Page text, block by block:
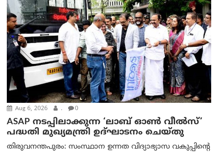
Aug 6, 2026 . 0
ASAP നടപ്പിലാക്കുന്ന ‘ലാബ് ഓൺ വീൽസ്’
പദ്ധതി മുഖ്യമന്ത്രി ഉദ്ഘാടനം ചെയ്തു
തിരുവനന്തപുരം: സംസ്ഥാന ഉന്നത വിദ്യാഭ്യാസ വകുപ്പിന്റെ